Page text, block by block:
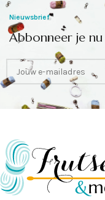
Nieuwsbrief
Abbonneer je nu